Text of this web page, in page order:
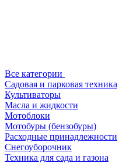
Все категории
Садовая и парковая техника
Культиваторы
Масла и жидкости
Мотоблоки
Мотобуры (бензобуры)
Расходные принадлежности
Снегоуборочник
Техника для сада и газона